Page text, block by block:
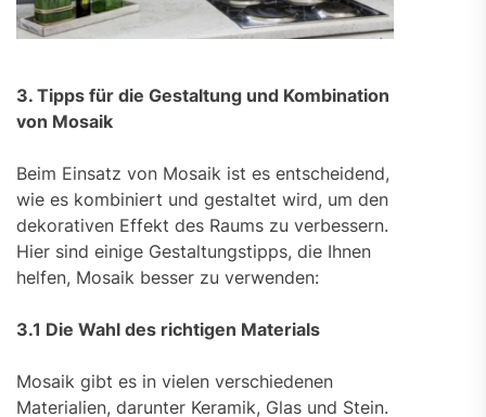
3. Tipps für die Gestaltung und Kombination
von Mosaik
Beim Einsatz von Mosaik ist es entscheidend,
wie es kombiniert und gestaltet wird, um den
dekorativen Effekt des Raums zu verbessern.
Hier sind einige Gestaltungstipps, die Ihnen
helfen, Mosaik besser zu verwenden:
3.1 Die Wahl des richtigen Materials
Mosaik gibt es in vielen verschiedenen
Materialien, darunter Keramik, Glas und Stein.